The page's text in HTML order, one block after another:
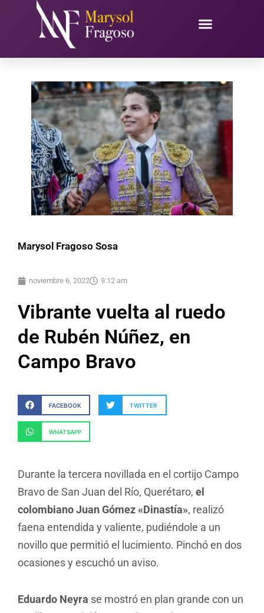
contenido
Marysol Fragoso Sosa
noviembre 6, 2022 9:12 am
Vibrante vuelta al ruedo
de Rubén Núñez, en
Campo Bravo
FACEBOOK TWITTER
WHATSAPP
Durante la tercera novillada en el cortijo Campo
Bravo de San Juan del Río, Querétaro, el
colombiano Juan Gómez «Dinastía», realizó
faena entendida y valiente, pudiéndole a un
novillo que permitió el lucimiento. Pinchó en dos
ocasiones y escuchó un aviso.
Eduardo Neyra se mostró en plan grande con un